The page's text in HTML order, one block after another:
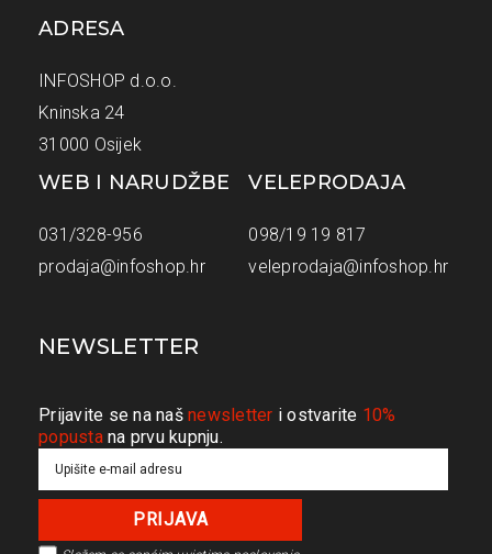
ADRESA
INFOSHOP d.o.o.
Kninska 24
31000 Osijek
WEB I NARUDŽBE
031/328-956
prodaja@infoshop.hr
VELEPRODAJA
098/19 19 817
veleprodaja@infoshop.hr
NEWSLETTER
Prijavite se na naš newsletter i ostvarite 10%
popustana prvu kupnju.